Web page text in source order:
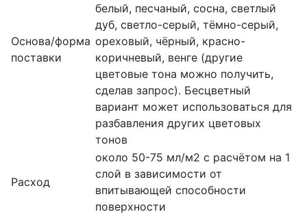
Основа/форма
поставки
белый, песчаный, сосна, светлый
дуб, светло-серый, тёмно-серый,
ореховый, чёрный, красно-
коричневый, венге (другие
цветовые тона можно получить,
сделав запрос). Бесцветный
вариант может использоваться для
разбавления других цветовых
тонов
Расход
около 50-75 мл/м2 с расчётом на 1
слой в зависимости от
впитывающей способности
поверхности